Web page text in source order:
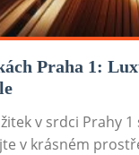
Praha 1:
v srdci Prahy 1
v krásném